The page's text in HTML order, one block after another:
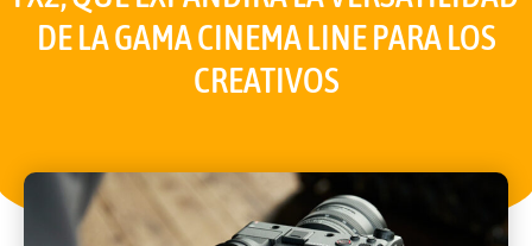
DE LA GAMA CINEMA LINE PARA LOS
CREATIVOS